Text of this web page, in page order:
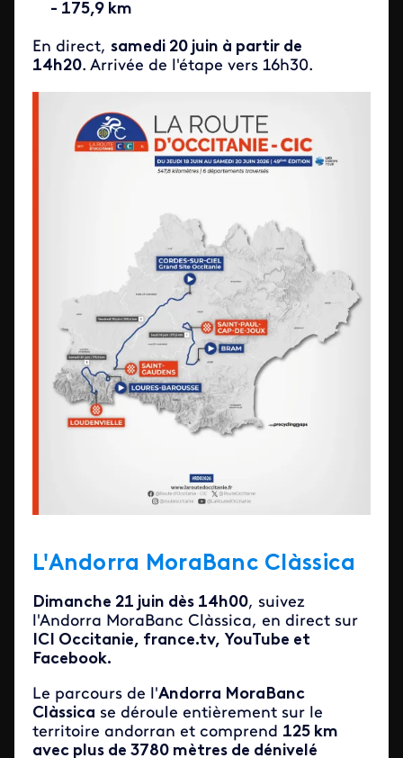
- 175,9 km
En direct, samedi 20 juin à partir de
14h20. Arrivée de l'étape vers 16h30.
L'Andorra MoraBanc Clàssica
Dimanche 21 juin dès 14h00, suivez
l'Andorra MoraBanc Clàssica, en direct sur
ICI Occitanie, france.tv, YouTube et
Facebook.
Le parcours de l'Andorra MoraBanc
Clàssica se déroule entièrement sur le
territoire andorran et comprend 125 km
avec plus de 3780 mètres de dénivelé